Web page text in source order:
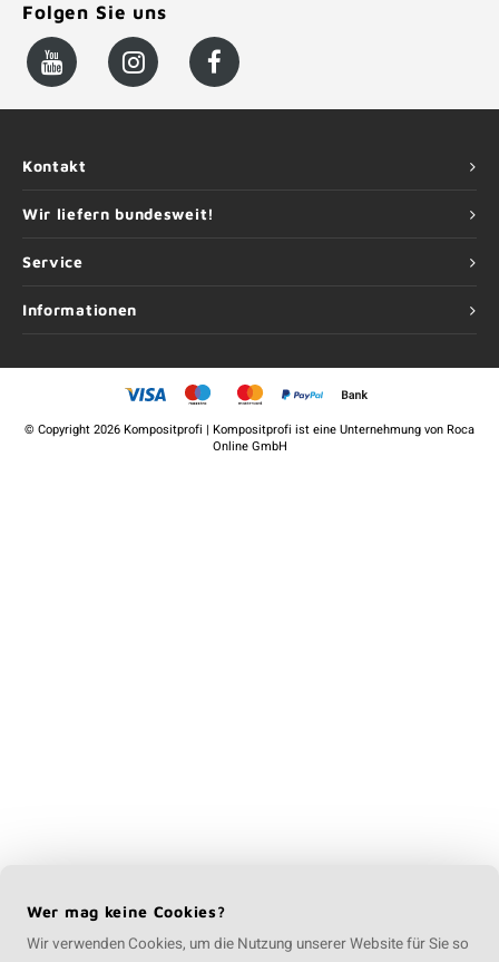
Folgen Sie uns
Kontakt
Wir liefern bundesweit!
Service
Informationen
©Copyright2026 Kompositprofi | Kompositprofi ist eine Unternehmung vonRoca
Online GmbH
Wer mag keine Cookies?
Wir verwenden Cookies, um die Nutzung unserer Website für Sie so